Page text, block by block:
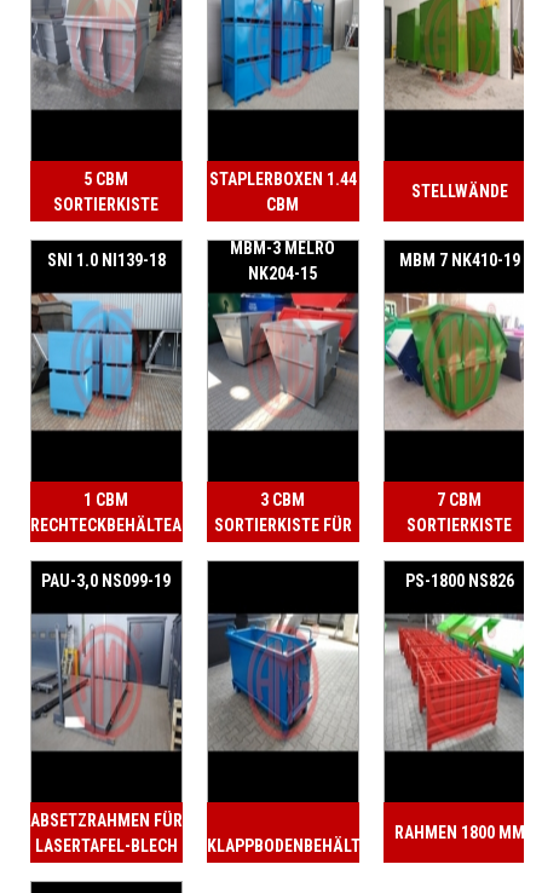
5 CBM
SORTIERKISTE
STAPLERBOXEN 1.44
CBM
STELLWÄNDE
SNI 1.0 NI139-18
1 CBM
RECHTECKBEHÄLTEAR
MBM-3 MELRO
NK204-15
3 CBM
SORTIERKISTE FÜR
MBM 7 NK410-19
7 CBM
SORTIERKISTE
PAU-3,0 NS099-19
​ABSETZRAHMEN FÜR
LASERTAFEL-BLECH
KLAPPBODENBEHÄLTER
PS-1800 NS826
RAHMEN 1800 MM